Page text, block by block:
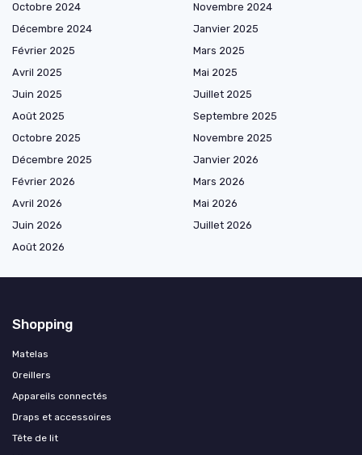
Octobre 2024
Novembre 2024
Décembre 2024
Janvier 2025
Février 2025
Mars 2025
Avril 2025
Mai 2025
Juin 2025
Juillet 2025
Août 2025
Septembre 2025
Octobre 2025
Novembre 2025
Décembre 2025
Janvier 2026
Février 2026
Mars 2026
Avril 2026
Mai 2026
Juin 2026
Juillet 2026
Août 2026
Shopping
Matelas
Oreillers
Appareils connectés
Draps et accessoires
Tête de lit